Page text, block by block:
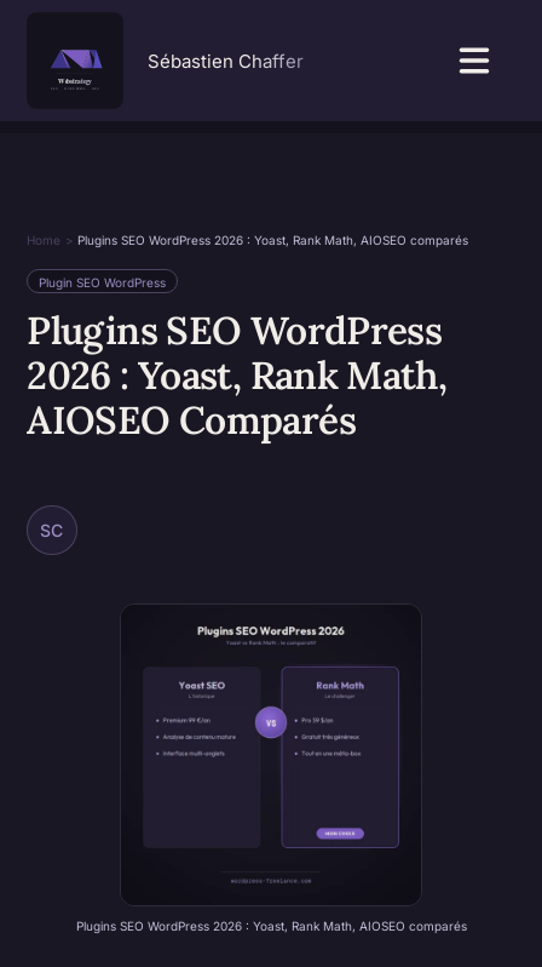
contenu
Sébastien Chaffer
À propos
Home Plugins SEO WordPress 2026 : Yoast, Rank Math, AIOSEO comparés
Plugin SEO WordPress
Plugins SEO WordPress
2026 : Yoast, Rank Math,
AIOSEO Comparés
SC
Plugins SEO WordPress 2026 : Yoast, Rank Math, AIOSEO comparés